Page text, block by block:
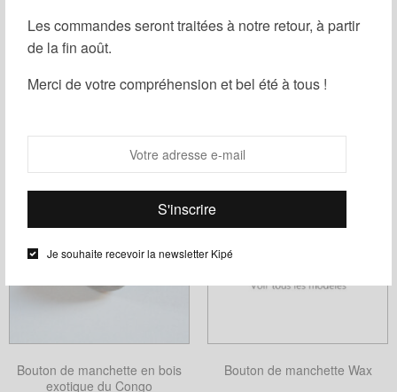
Les commandes seront traitées à notre retour, à partir
de la fin août.
Merci de votre compréhension et bel été à tous !
Je souhaite recevoir la newsletter Kipé
Filtrer
Bouton de manchette en bois
exotique du Congo
Bouton de manchette Wax